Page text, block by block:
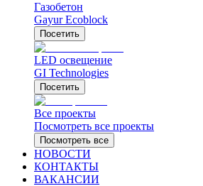
Газобетон
Gayur Ecoblock
Посетить
LED освещение
GI Technologies
Посетить
Все проекты
Посмотреть все проекты
Посмотреть все
НОВОСТИ
КОНТАКТЫ
ВАКАНСИИ